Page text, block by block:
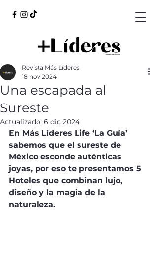
Una escapada al
Sureste
Revista Más Líderes
18 nov 2024
Actualizado: 6 dic 2024
En Más Líderes Life ‘La Guía’
sabemos que el sureste de
México esconde auténticas
joyas, por eso te presentamos 5
Hoteles que combinan lujo,
diseño y la magia de la
naturaleza.